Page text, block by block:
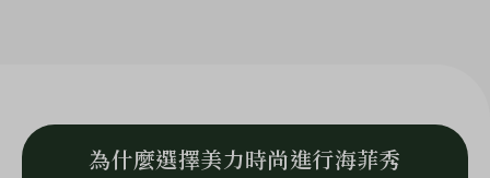
為什麼選擇美力時尚進行海菲秀